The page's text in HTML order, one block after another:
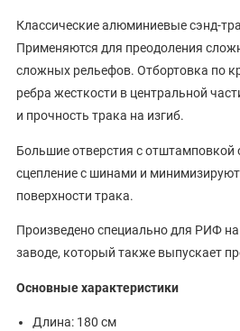
Классические алюминиевые сэнд-
Применяются для преодоления
сложных рельефов. Отбортовка по
ребра жесткости в центральной
и прочность трака на изгиб.
Большие отверстия с отштамповкой
сцепление с шинами и
поверхности трака.
Произведено специально для РИФ
заводе, который также выпускает
Основные характеристики
Длина: 180 см